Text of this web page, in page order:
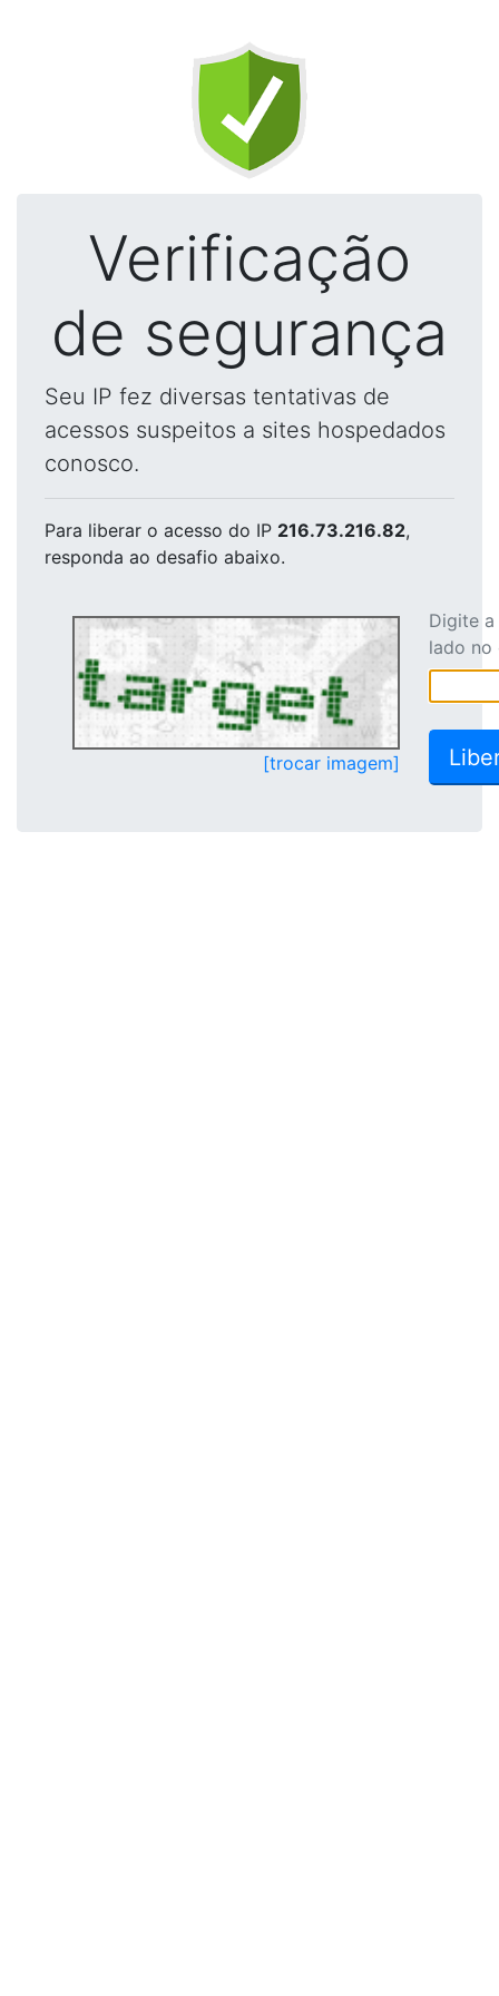
Verificação
de segurança
Seu IP fez diversas tentativas de
acessos suspeitos a sites hospedados
conosco.
Para liberar o acesso do IP 216.73.216.82,
responda ao desafio abaixo.
[trocar imagem]
Digite
lado no